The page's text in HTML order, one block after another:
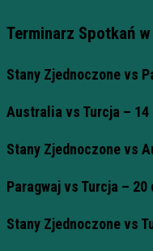
Terminarz Spotkań w
Stany Zjednoczone vs
Australia vs Turcja – 14
Stany Zjednoczone vs
Paragwaj vs Turcja – 20
Stany Zjednoczone vs